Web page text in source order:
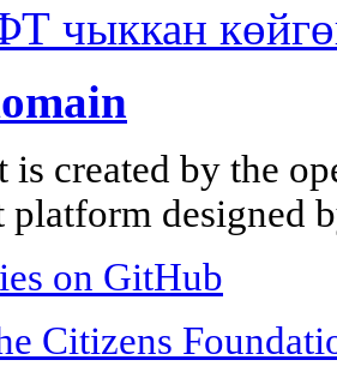
чыккан
is created by the
platform designed
on GitHub
Citizens